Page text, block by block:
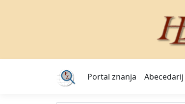
Portal znanja Abecedarij